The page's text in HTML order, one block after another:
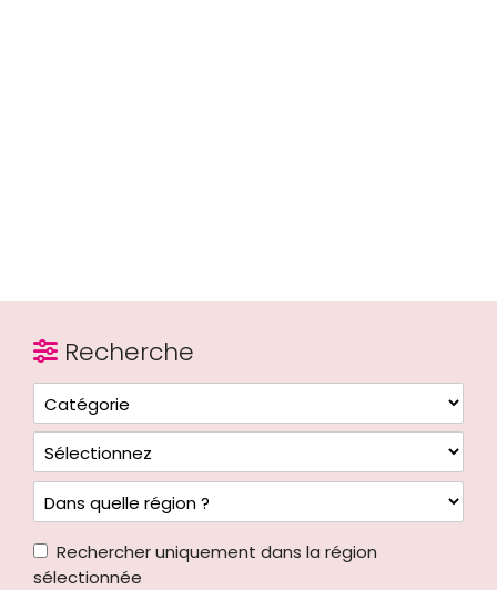
Recherche
Rechercher uniquement dans la région
sélectionnée